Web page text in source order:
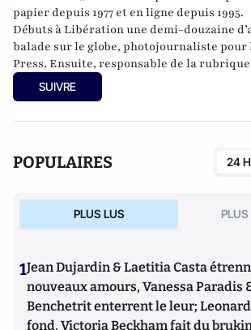
papier depuis 1977 et en ligne depuis 1995.
Débuts à Libération une demi-douzaine
balade sur le globe, photojournaliste pour
Press. Ensuite, responsable de la
ELLE, avant d’écrire sur les médias à Arrêt
collaborer avec Atlantico. Par ailleurs fut
SUIVRE
POPULAIRES 24
PLUS LUS PLUS
1Jean Dujardin & Laetitia Casta
nouveaux amours, Vanessa Paradis
Benchetrit enterrent le leur;
fond, Victoria Beckham fait du